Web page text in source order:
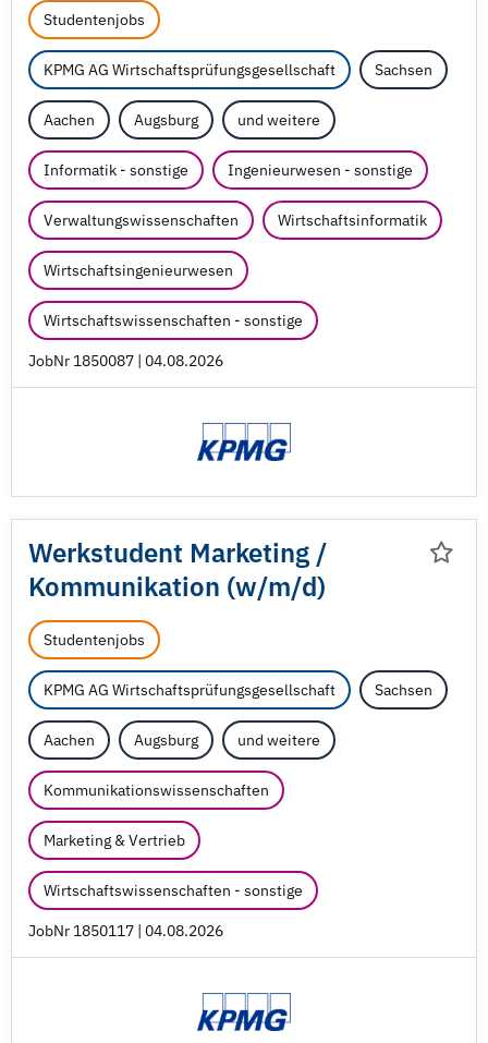
Studentenjobs
KPMG AG Wirtschaftsprüfungsgesellschaft Sachsen
Aachen Augsburg und weitere
Informatik - sonstige Ingenieurwesen - sonstige
Verwaltungswissenschaften Wirtschaftsinformatik
Wirtschaftsingenieurwesen
Wirtschaftswissenschaften - sonstige
JobNr 1850087 | 04.08.2026
Werkstudent Marketing /
Kommunikation (w/m/d)
Studentenjobs
KPMG AG Wirtschaftsprüfungsgesellschaft Sachsen
Aachen Augsburg und weitere
Kommunikationswissenschaften
Marketing & Vertrieb
Wirtschaftswissenschaften - sonstige
JobNr 1850117 | 04.08.2026